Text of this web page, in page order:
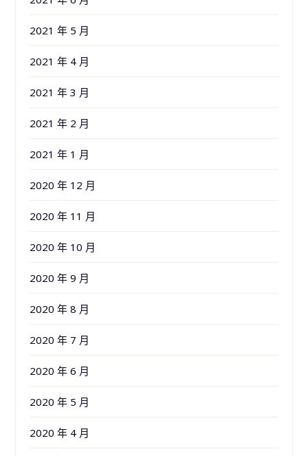
2021 年 5 月
2021 年 4 月
2021 年 3 月
2021 年 2 月
2021 年 1 月
2020 年 12 月
2020 年 11 月
2020 年 10 月
2020 年 9 月
2020 年 8 月
2020 年 7 月
2020 年 6 月
2020 年 5 月
2020 年 4 月